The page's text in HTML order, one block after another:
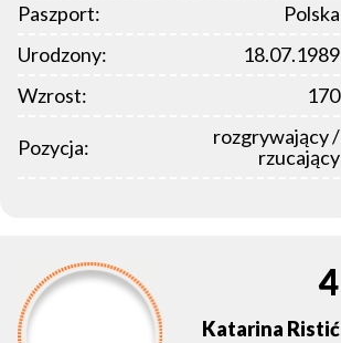
Paszport:
Polska
Urodzony:
18.07.1989
Wzrost:
170
Pozycja:
rozgrywający /
rzucający
4
Katarina Ristić